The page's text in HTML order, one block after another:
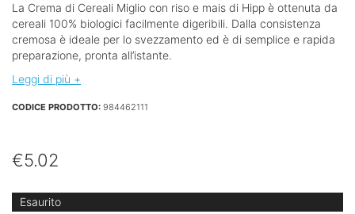
La Crema di Cereali Miglio con riso e mais di Hipp è ottenuta da
cereali 100% biologici facilmente digeribili. Dalla consistenza
cremosa è ideale per lo svezzamento ed è di semplice e rapida
preparazione, pronta all’istante.
Leggi di più +
CODICE PRODOTTO: 984462111
€5.02
Esaurito